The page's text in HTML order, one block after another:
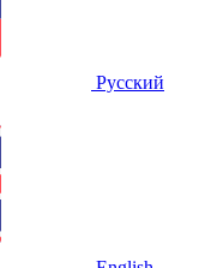
Русский